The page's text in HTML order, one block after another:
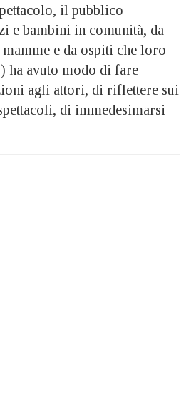
il pubblico
e bambini in comunità, da
e da ospiti che loro
ha avuto modo di fare
agli attori, di riflettere sui
di immedesimarsi